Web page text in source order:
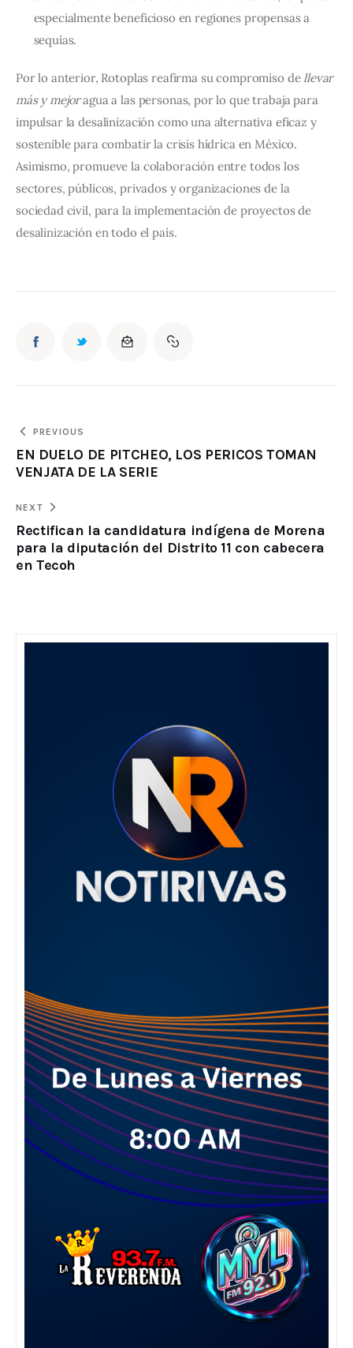
especialmente beneficioso en regiones propensas a
sequías.
Por lo anterior, Rotoplas reafirma su compromiso de llevar
más y mejor agua a las personas, por lo que trabaja para
impulsar la desalinización como una alternativa eficaz y
sostenible para combatir la crisis hídrica en México.
Asimismo, promueve la colaboración entre todos los
sectores, públicos, privados y organizaciones de la
sociedad civil, para la implementación de proyectos de
desalinización en todo el país.
PREVIOUS
EN DUELO DE PITCHEO, LOS PERICOS TOMAN
VENJATA DE LA SERIE
NEXT
Rectifican la candidatura indígena de Morena
para la diputación del Distrito 11 con cabecera
en Tecoh